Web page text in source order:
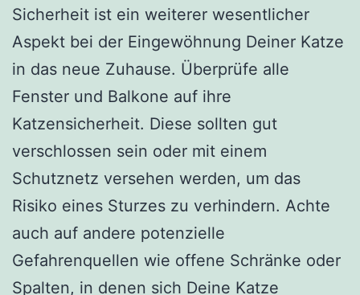
Sicherheit ist ein weiterer wesentlicher
Aspekt bei der Eingewöhnung Deiner Katze
in das neue Zuhause. Überprüfe alle
Fenster und Balkone auf ihre
Katzensicherheit. Diese sollten gut
verschlossen sein oder mit einem
Schutznetz versehen werden, um das
Risiko eines Sturzes zu verhindern. Achte
auch auf andere potenzielle
Gefahrenquellen wie offene Schränke oder
Spalten, in denen sich Deine Katze